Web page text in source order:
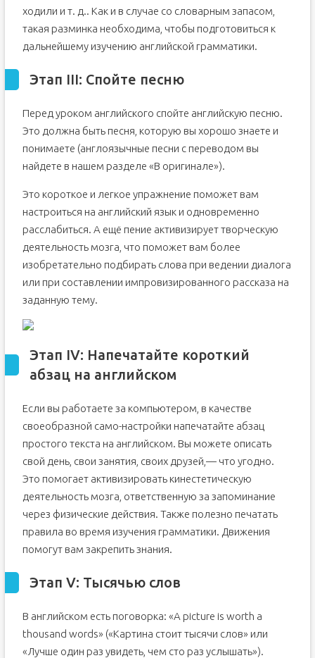
Английский язык учить самостоятельно онлайн с нуля
ходили и т. д.. Как и в случае со словарным запасом,
такая разминка необходима, чтобы подготовиться к
дальнейшему изучению английской грамматики.
Этап III: Спойте песню
Перед уроком английского спойте английскую песню.
Это должна быть песня, которую вы хорошо знаете и
понимаете (англоязычные песни с переводом вы
найдете в нашем разделе «В оригинале»).
Это короткое и легкое упражнение поможет вам
настроиться на английский язык и одновременно
расслабиться. А ещё пение активизирует творческую
деятельность мозга, что поможет вам более
изобретательно подбирать слова при ведении диалога
или при составлении импровизированного рассказа на
заданную тему.
Этап IV: Напечатайте короткий
абзац на английском
Если вы работаете за компьютером, в качестве
своеобразной само-настройки напечатайте абзац
простого текста на английском. Вы можете описать
свой день, свои занятия, своих друзей,— что угодно.
Это помогает активизировать кинестетическую
деятельность мозга, ответственную за запоминание
через физические действия. Также полезно печатать
правила во время изучения грамматики. Движения
помогут вам закрепить знания.
Этап V: Тысячью слов
В английском есть поговорка: «A picture is worth a
thousand words» («Картина стоит тысячи слов» или
«Лучше один раз увидеть, чем сто раз услышать»).